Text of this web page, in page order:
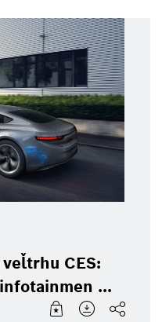
CES:
...